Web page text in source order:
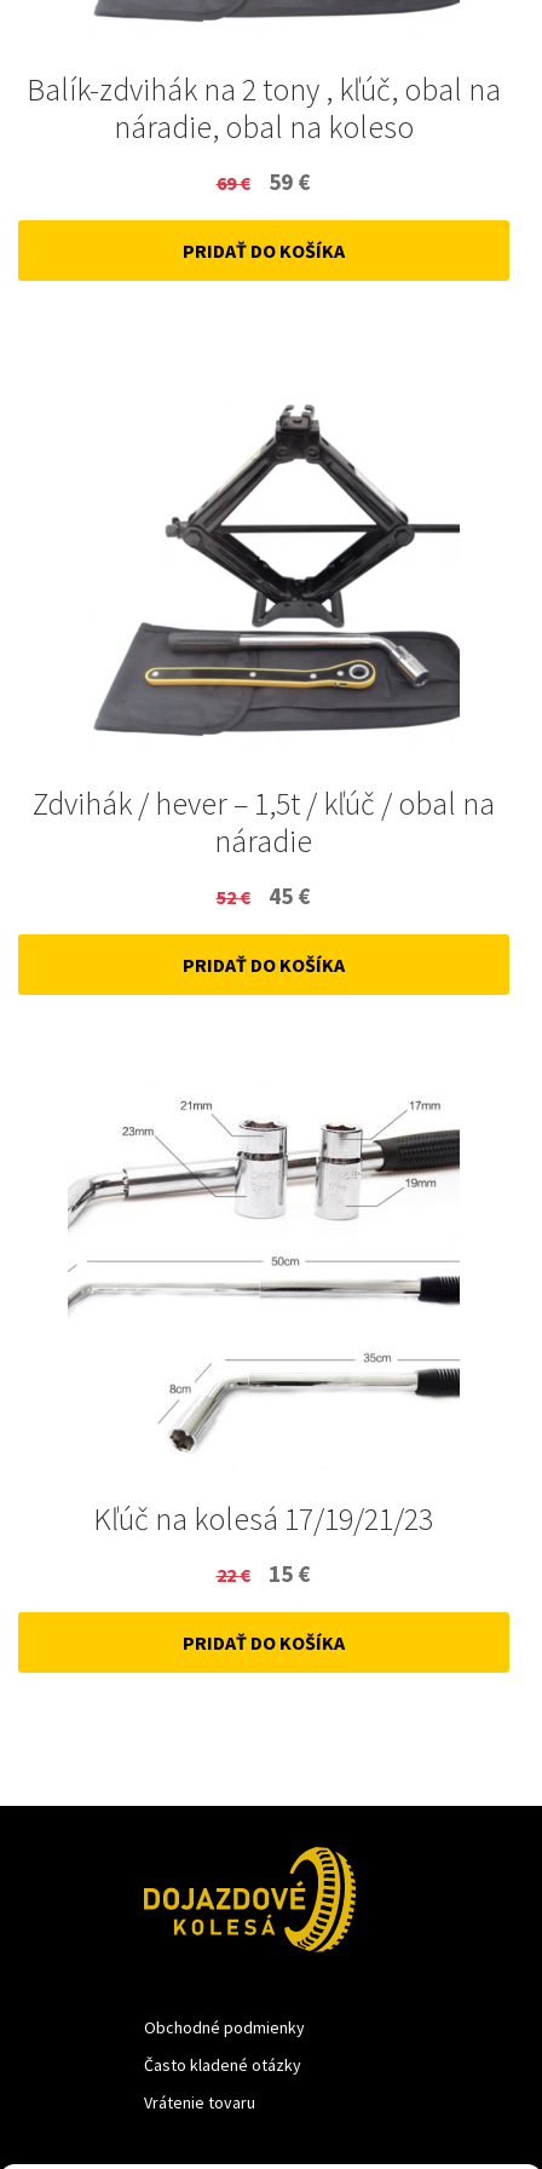
Balík-zdvihák na 2 tony , kľúč, obal na
náradie, obal na koleso
69€
Original
price
was:
59 €
price
is:
PRIDAŤ DO KOŠÍKA
Zdvihák / hever – 1,5t / kľúč / obal na
náradie
52€
Original
price
was:
45 €
price
is:
PRIDAŤ DO KOŠÍKA
Kľúč na kolesá 17/19/21/23
22€
Original
price
was:
15 €
price
is:
PRIDAŤ DO KOŠÍKA
Obchodné podmienky
Často kladené otázky
Vrátenie tovaru